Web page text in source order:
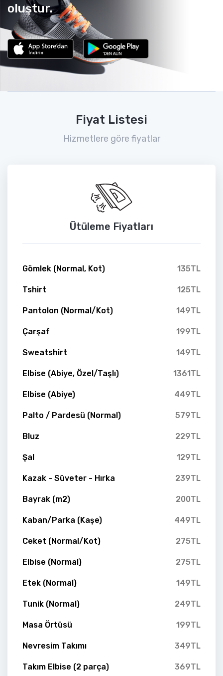
oluştur.
Fiyat Listesi
Hizmetlere göre fiyatlar
Ütüleme Fiyatları
Gömlek (Normal, Kot) 135TL
Tshirt 125TL
Pantolon (Normal/Kot) 149TL
Çarşaf 199TL
Sweatshirt 149TL
Elbise (Abiye, Özel/Taşlı) 1361TL
Elbise (Abiye) 449TL
Palto / Pardesü (Normal) 579TL
Bluz 229TL
Şal 129TL
Kazak - Süveter - Hırka 239TL
Bayrak (m2) 200TL
Kaban/Parka (Kaşe) 449TL
Ceket (Normal/Kot) 275TL
Elbise (Normal) 275TL
Etek (Normal) 149TL
Tunik (Normal) 249TL
Masa Örtüsü 199TL
Nevresim Takımı 349TL
Takım Elbise (2 parça) 369TL